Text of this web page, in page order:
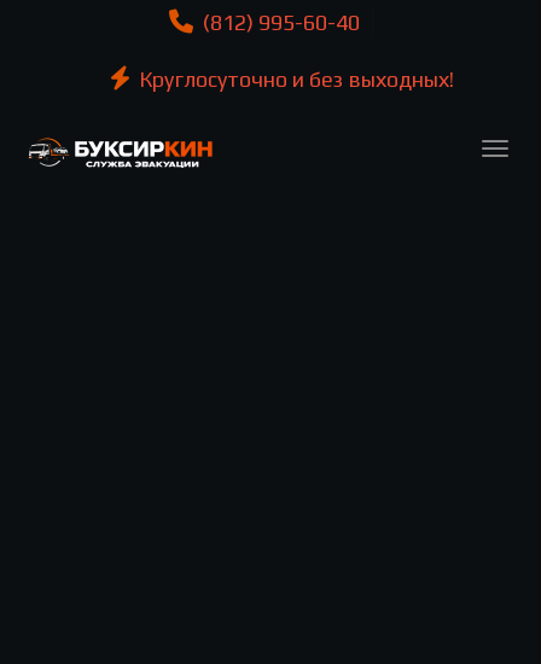
(812) 995-60-40
Круглосуточно и без выходных!